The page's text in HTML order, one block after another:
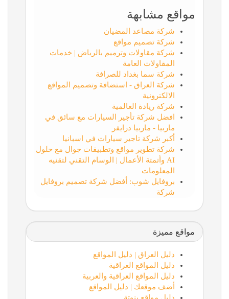
مواقع مشابهة
شركة مصاعد المضيان
شركة تصميم مواقع
شركة مقاولات وترميم بالرياض | خدمات
المقاولات العامة
شركة سما بغداد للصرافة
شركة العراق - استضافة وتصميم المواقع
الالكترونية
شركة ريادة العالمية
افضل شركة تأجير السيارات مع سائق في
ماربيا - ماربيا درايفر
أكبر شركة تاجير سيارات في اسبانيا
شركة تطوير مواقع وتطبيقات جوال مع حلول
AI وأتمتة الأعمال | الوسام التقني لتقنيه
المعلومات
بروفايل شوب: أفضل شركة تصميم بروفايل
شركة
مواقع مميزة
دليل العراق | دليل المواقع
دليل المواقع العراقية
دليل المواقع العراقية والعربية
أضف موقعك | دليل المواقع